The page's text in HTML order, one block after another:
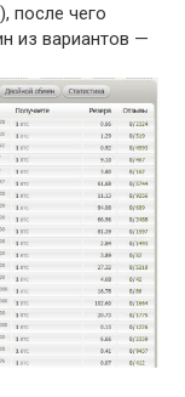
после чего
из вариантов —